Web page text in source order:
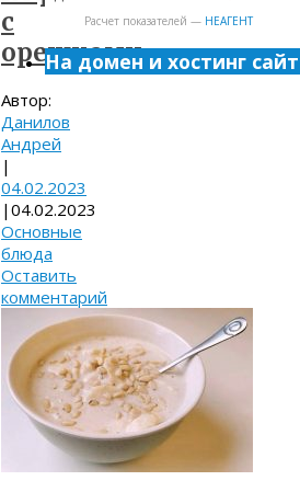
с
орешками
Автор:
Данилов
Андрей
|
04.02.2023
| 04.02.2023
Основные
блюда
Оставить
комментарий
Расчет показателей — НЕАГЕНТ
На домен и хостинг